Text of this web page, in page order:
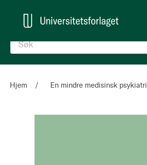
Hjem En mindre medisinsk psykiatri